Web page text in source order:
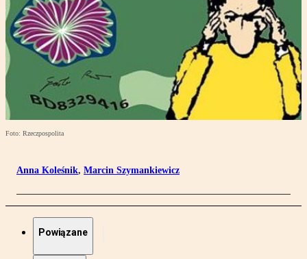
Foto: Rzeczpospolita
Anna Koleśnik, Marcin Szymankiewicz
Powiązane